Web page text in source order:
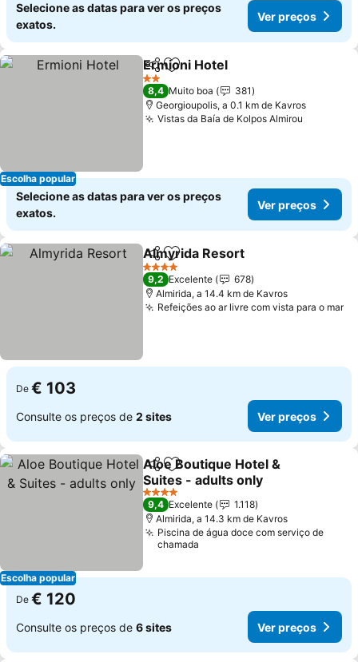
Selecione as datas para ver os preços
exatos.
Ver preços
Escolha popular
PartilharAdicionar aos favoritos
Ermioni Hotel
2 Estrelas
8,4 Muito boa
381
Georgioupolis, a 0.1 km de Kavros
Vistas da Baía de Kolpos Almirou
Selecione as datas para ver os preços
exatos.
Ver preços
PartilharAdicionar aos favoritos
Almyrida Resort
4 Estrelas
9,2 Excelente
678
Almirida, a 14.4 km de Kavros
Refeições ao ar livre com vista para o mar
De € 103
Consulte os preços de 2 sites Ver preços
Escolha popular
PartilharAdicionar aos favoritos
Aloe Boutique Hotel &
Suites - adults only
Ver preços
4 Estrelas
9,4 Excelente
1.118
Almirida, a 14.3 km de Kavros
Piscina de água doce com serviço de
chamada
De € 120
Consulte os preços de 6 sites Ver preços